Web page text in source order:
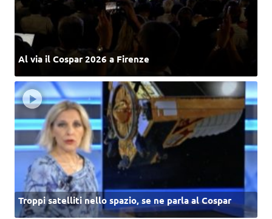
Al via il Cospar 2026 a Firenze
Troppi satelliti nello spazio, se ne parla al Cospar